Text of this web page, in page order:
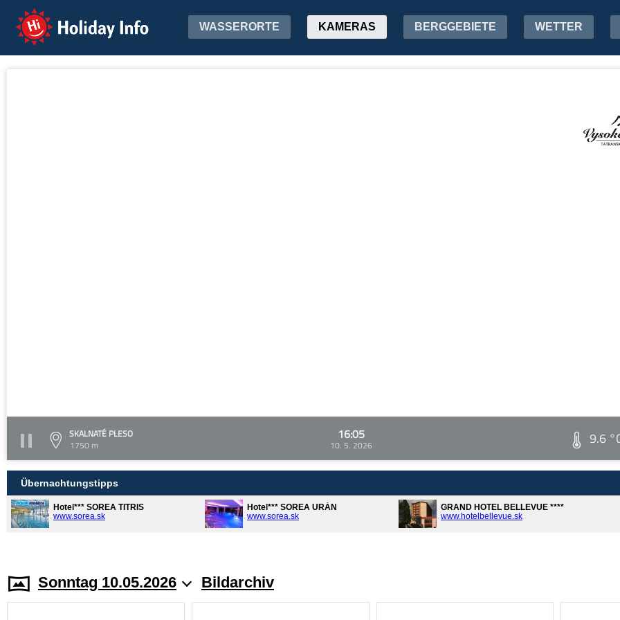
Holiday Info WASSERORTE KAMERAS BERGGEBIETE WETTER
SKALNATÉ PLESO
1750 m
16:05
10. 5. 2026 9.6
Übernachtungstipps
Hotel*** SOREA TITRIS
www.sorea.sk
Hotel*** SOREA URÁN
www.sorea.sk
GRAND HOTEL BELLEVUE ****
www.hotelbellevue.sk
Sonntag 10.05.2026 Bildarchiv